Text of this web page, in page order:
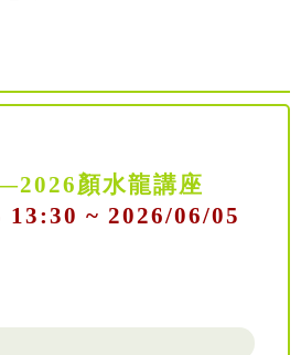
顏水龍講座
13:30 ~ 2026/06/05